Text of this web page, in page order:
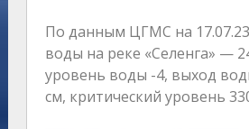
По данным ЦГМС на
воды на реке «Селенга» —
уровень воды -4, выход
см, критический уровень